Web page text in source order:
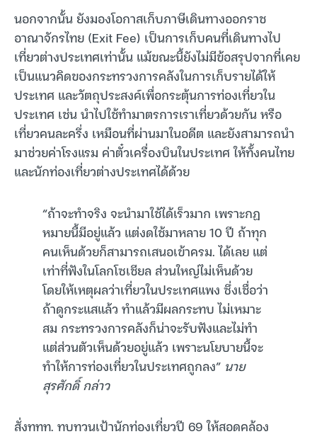
นอกจากนั้น ยังมองโอกาสเก็บภาษีเดินทางออกราช
อาณาจักรไทย (Exit Fee) เป็นการเก็บคนที่เดินทางไป
เที่ยวต่างประเทศเท่านั้น แม้ขณะนี้ยังไม่มีข้อสรุปจากที่เคย
เป็นแนวคิดของกระทรวงการคลังในการเก็บรายได้ให้
ประเทศ และวัตถุประสงค์เพื่อกระตุ้นการท่องเที่ยวใน
ประเทศ เช่น นำไปใช้ทำมาตรการเราเที่ยวด้วยกัน หรือ
เที่ยวคนละครึ่ง เหมือนที่ผ่านมาในอดีต และยังสามารถนำ
มาช่วยค่าโรงแรม ค่าตั๋วเครื่องบินในประเทศ ให้ทั้งคนไทย
และนักท่องเที่ยวต่างประเทศได้ด้วย
“ถ้าจะทำจริง จะนำมาใช้ได้เร็วมาก เพราะกฏ
หมายนี้มีอยู่แล้ว แต่งดใช้มาหลาย 10 ปี ถ้าทุก
คนเห็นด้วยก็สามารถเสนอเข้าครม. ได้เลย แต่
เท่าที่ฟังในโลกโซเชียล ส่วนใหญ่ไม่เห็นด้วย
โดยให้เหตุผลว่าเที่ยวในประเทศแพง ซึ่งเชื่อว่า
ถ้าดูกระแสแล้ว ทำแล้วมีผลกระทบ ไม่เหมาะ
สม กระทรวงการคลังก็น่าจะรับฟังและไม่ทำ
แต่ส่วนตัวเห็นด้วยอยู่แล้ว เพราะนโยบายนี้จะ
ทำให้การท่องเที่ยวในประเทศถูกลง” นาย
สุรศักดิ์ กล่าว
สั่งททท. ทบทวนเป้านักท่องเที่ยวปี 69 ให้สอดคล้อง